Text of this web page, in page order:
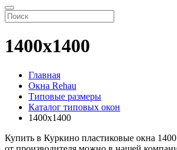
1400х1400
Главная
Окна Rehau
Типовые размеры
Каталог типовых окон
1400х1400
Купить в Куркино пластиковые окна